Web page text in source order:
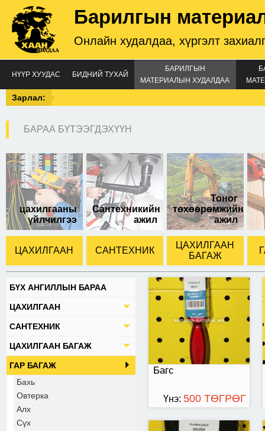
Барилгын
Онлайн худалдаа, хүргэлт
НҮҮР ХУУДАС БИДНИЙ ТУХАЙ
БАРИЛГЫН
МАТЕРИАЛЫН ХУДАЛДАА
Зарлал:
БАРАА БҮТЭЭГДЭХҮҮН
цахилгааны
үйлчилгээ
Сантехникийн
ажил
Тоног
төхөөрөмжийн
ажил
ЦАХИЛГААН САНТЕХНИК
ЦАХИЛГААН
БАГАЖ
БҮХ АНГИЛЛЫН БАРАА
ЦАХИЛГААН
САНТЕХНИК
ЦАХИЛГААН БАГАЖ
ГАР БАГАЖ
Бахь
Овтерка
Алх
Сүх
Багс
багс /25мм/
Үнэ: 500 ТӨГРӨГ
багс /100мм/